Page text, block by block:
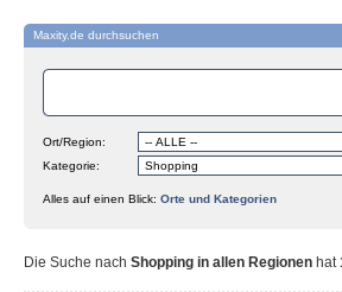
Maxity.de durchsuchen
Ort/Region:
Kategorie:
Alles auf einen Blick: Orte und Kategorien
Die Suche nach Shopping in allen Regionen hat